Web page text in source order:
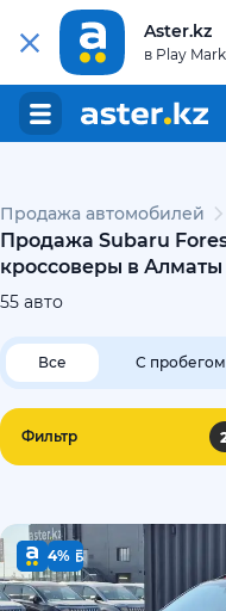
Aster.kz
в Play
Продажа автомобилей
Продажа Subaru
кроссоверы в Алматы
55 авто
Все С пробегом
Фильтр
4%